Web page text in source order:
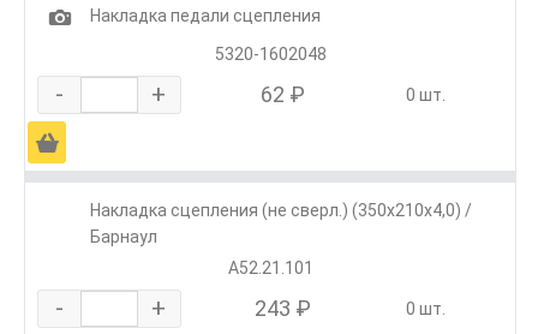
1
Накладка педали сцепления
5320-1602048
- + 62 ₽ 0 шт.
Ä
Накладка сцепления (не сверл.) (350х210х4,0) /
Барнаул
A52.21.101
- + 243 ₽ 0 шт.